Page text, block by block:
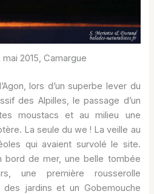
mai 2015, Camargue
lors d’un superbe lever du
des Alpilles, le passage d’un
moustacs et au milieu une
La seule du we ! La veille au
qui avaient survolé le site.
bord de mer, une belle tombée
une première rousserolle
des jardins et un Gobemouche